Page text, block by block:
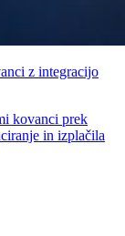
z integracijo
kovanci prek
in izplačila